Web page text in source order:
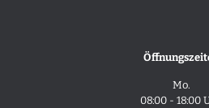
Mo.
08:00 - 18:00